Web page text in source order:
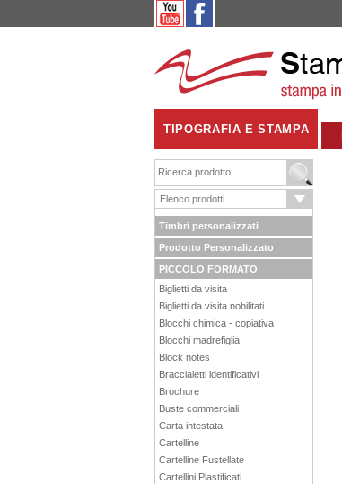
TIPOGRAFIA E STAMPA
Timbri personalizzati
Prodotto Personalizzato
PICCOLO FORMATO
Biglietti da visita
Biglietti da visita nobilitati
Blocchi chimica - copiativa
Blocchi madrefiglia
Block notes
Braccialetti identificativi
Brochure
Buste commerciali
Carta intestata
Cartelline
Cartelline Fustellate
Cartellini Plastificati